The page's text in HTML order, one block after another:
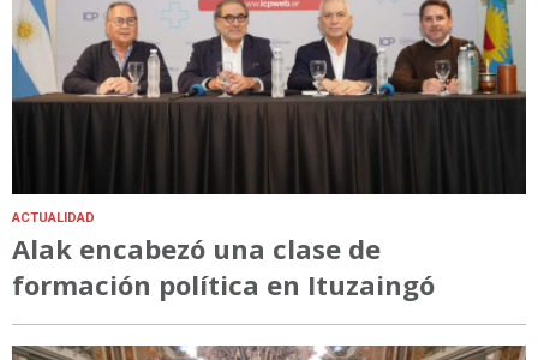
ACTUALIDAD
Alak encabezó una clase de
formación política en Ituzaingó